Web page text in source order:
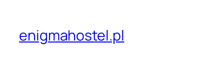
enigmahostel.pl